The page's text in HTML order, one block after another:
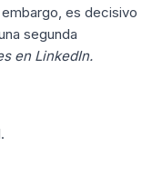
es decisivo
segunda
en LinkedIn.